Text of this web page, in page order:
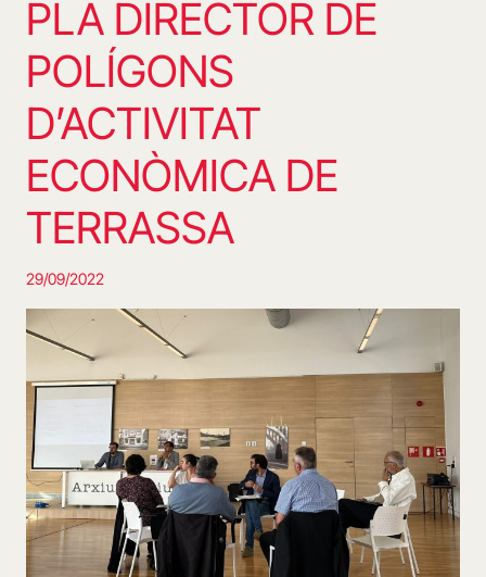
PLA DIRECTOR DE
POLÍGONS
D’ACTIVITAT
ECONÒMICA DE
TERRASSA
29/09/2022